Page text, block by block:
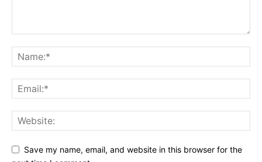
Save my name, email, and website in this browser for the